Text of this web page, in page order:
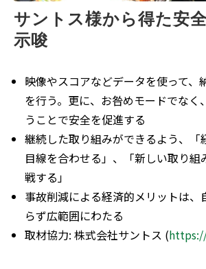
サントス様から得た安
示唆
映像やスコアなどデータを使って、
を行う。更に、お咎めモードでなく
うことで安全を促進する
継続した取り組みができるよう、「
目線を合わせる」、「新しい取り組
戦する」
事故削減による経済的メリットは、
らず広範囲にわたる
取材協力: 株式会社サントス (